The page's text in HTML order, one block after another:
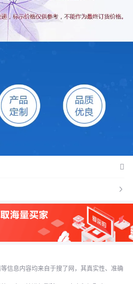
随着购买数量不同或所选规格不同而
达成协议，以线下协议的结算价格为
上购买，则最终以订单结算页价格为
活动价格，也可能随着购买数量不同
最终以订单结算页价格为准。
主图）以文字或者图片形式标注的抢
时段下的价格，商品的具体价格以订

信息内容均来自于搜了网，其真实性、准确